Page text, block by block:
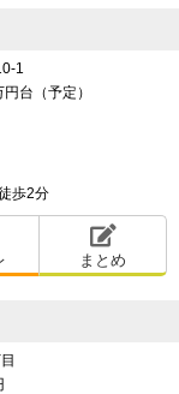
1
台（予定）
歩2分
まとめ